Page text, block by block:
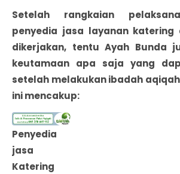
Setelah rangkaian
penyedia jasa layanan katering
dikerjakan, tentu Ayah Bunda
keutamaan apa saja yang
setelah melakukan ibadah
ini mencakup:
Penyedia
jasa
Katering